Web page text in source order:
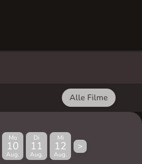
Alle Filme
Mo
10
Aug.
Di
11
Aug.
Mi
12
Aug.
>